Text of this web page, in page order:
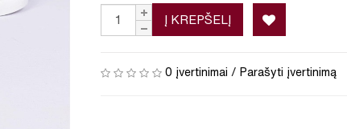
Į KREPŠELĮ
0 įvertinimai / Parašyti įvertinimą